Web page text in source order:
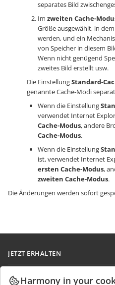
separates Bild
Im zweiten Cache-
Größe ausgewählt, in
werden, und ein
von Speicher in diesem
Wenn nicht genügend
zweites Bild erstellt usw.
Die EinstellungStandard-
genannte Cache-Modi
Wenn die Einstellung
verwendet Internet
Cache-Modus, andere
Cache-Modus.
Wenn die Einstellung
ist, verwendet Internet
ersten Cache-Modus,
zweiten Cache-Modus.
Die Änderungen werden sofort
JETZT ERHALTEN
Docs
ZUSAMMENARBEITEN
Harmony in your